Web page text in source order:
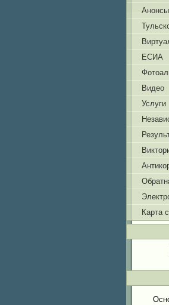
Анонсы
ЕСИА
Видео
Услуги
Карта